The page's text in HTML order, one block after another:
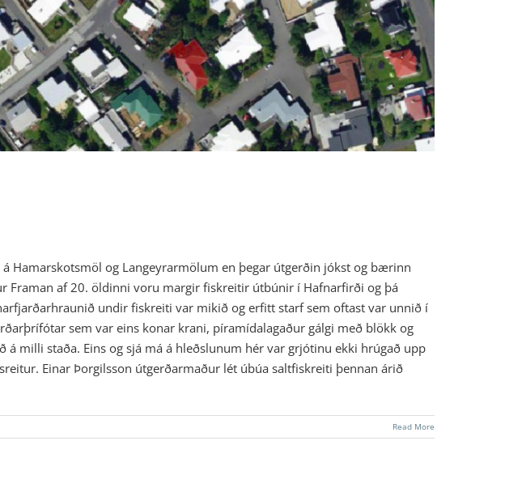
Hamarskotsmöl og Langeyrarmölum en þegar útgerðin jókst og bærinn
af 20. öldinni voru margir fiskreitir útbúnir í Hafnarfirði og þá
undir fiskreiti var mikið og erfitt starf sem oftast var unnið í
sem var eins konar krani, píramídalagaður gálgi með blökk og
milli staða. Eins og sjá má á hleðslunum hér var grjótinu ekki hrúgað upp
Einar Þorgilsson útgerðarmaður lét úbúa saltfiskreiti þennan árið
Read More